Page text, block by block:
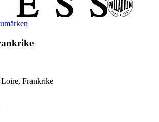
Frankrike